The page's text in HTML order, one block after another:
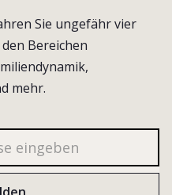
Sie ungefähr vier
Bereichen
mehr.